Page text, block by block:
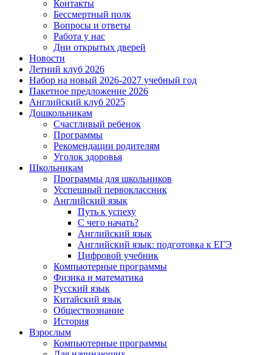
Контакты
Бессмертный полк
Вопросы и ответы
Работа у нас
Дни открытых дверей
Новости
Летний клуб 2026
Набор на новый 2026-2027 учебный год
Пакетное предложение 2026
Английский клуб 2025
Дошкольникам
Счастливый ребенок
Программы
Рекомендации родителям
Уголок здоровья
Школьникам
Программы для школьников
Усспешный первоклассник
Английский язык
Путь к успеху
С чего начать?
Английский язык
Английский язык: подготовка к ЕГЭ
Цифровой учебник
Компьютерные программы
Физика и математика
Русский язык
Китайский язык
Обществознание
История
Взрослым
Компьютерные программы